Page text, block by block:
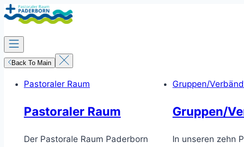
Zum
Inhalt
springen
Back To Main
Pastoraler Raum
Pastoraler Raum
Der Pastorale Raum Paderborn
Gruppen/
Gruppen/
In unseren zehn